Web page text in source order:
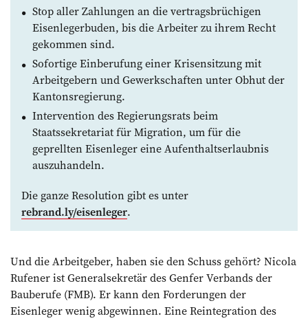
Stop aller Zahlungen an die vertragsbrüchigen
Eisenleger­buden, bis die Arbeiter zu ihrem Recht
gekommen sind.
Sofortige Einberufung einer Krisensitzung mit
Arbeitgebern und Gewerkschaften unter Obhut der
Kantonsregierung.
Intervention des Regierungsrats beim
Staatssekretariat für Migration, um für die
geprellten Eisenleger eine Aufenthalts­erlaubnis
auszuhandeln.
Die ganze Resolution gibt es unter
rebrand.ly/eisenleger.
Und die Arbeitgeber, haben sie den Schuss gehört? Nicola
Rufener ist Generalsekretär des Genfer Verbands der
Bauberufe (FMB). Er kann den Forderungen der
Eisenleger wenig abgewinnen. Eine Reintegration des